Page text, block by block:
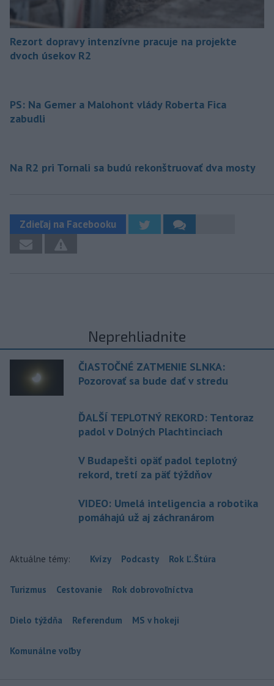
Rezort dopravy intenzívne pracuje na projekte
dvoch úsekov R2
PS: Na Gemer a Malohont vlády Roberta Fica
zabudli
Na R2 pri Tornali sa budú rekonštruovať dva mosty
Zdieľaj na Facebooku
Neprehliadnite
ČIASTOČNÉ ZATMENIE SLNKA:
Pozorovať sa bude dať v stredu
ĎALŠÍ TEPLOTNÝ REKORD: Tentoraz
padol v Dolných Plachtinciach
V Budapešti opäť padol teplotný
rekord, tretí za päť týždňov
VIDEO: Umelá inteligencia a robotika
pomáhajú už aj záchranárom
Aktuálne témy: Kvízy Podcasty Rok Ľ.Štúra
Turizmus Cestovanie Rok dobrovoľníctva
Dielo týždňa Referendum MS v hokeji
Komunálne voľby